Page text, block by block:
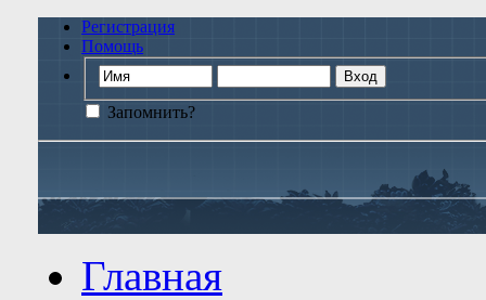
Регистрация
Помощь
Запомнить?
Главная